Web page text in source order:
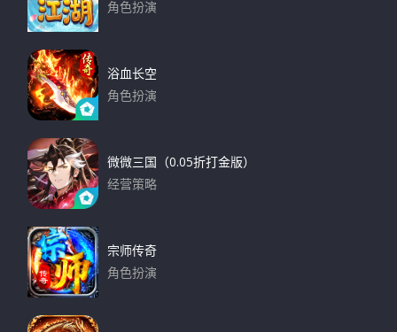
角色扮演
浴血长空
角色扮演
微微三国（0.05折打金版）
经营策略
宗师传奇
角色扮演